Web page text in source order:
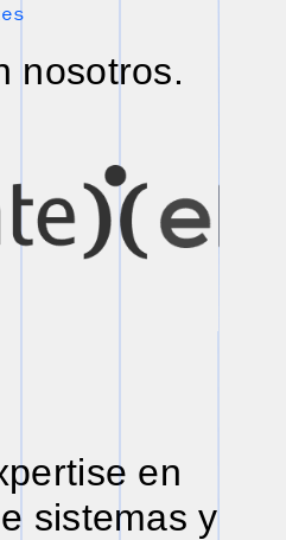
nosotros.
en
sistemas y